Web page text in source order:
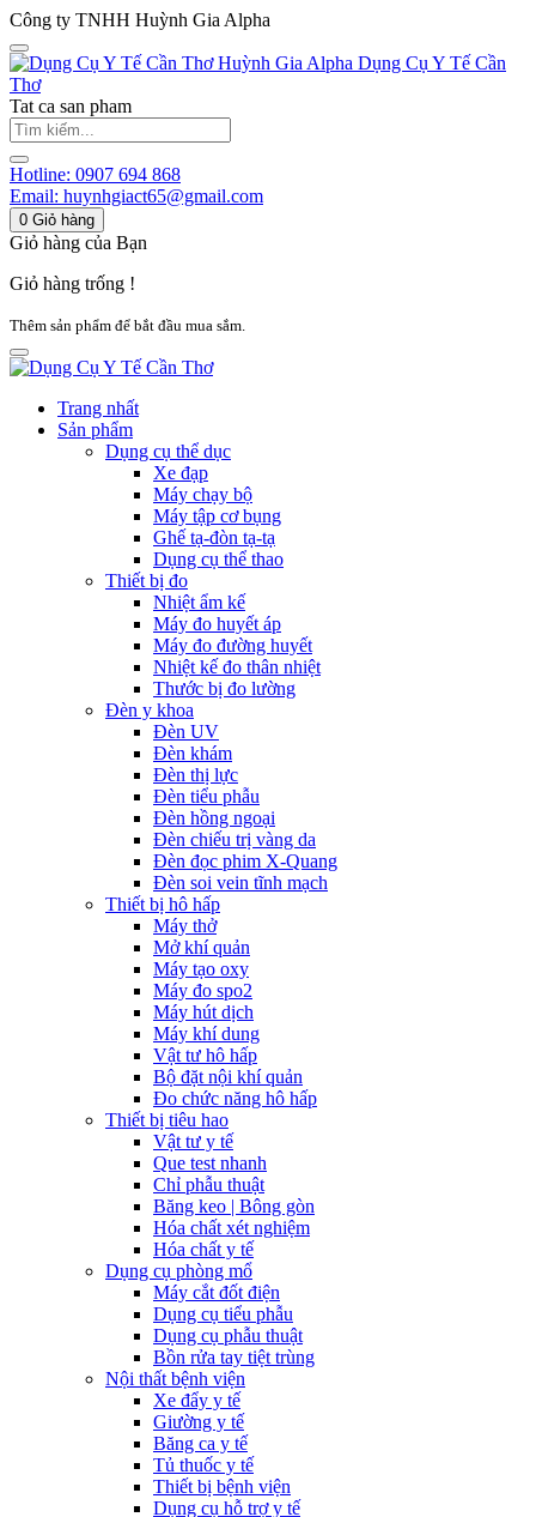
Công ty TNHH Huỳnh Gia Alpha
Huỳnh Gia Alpha Dụng Cụ Y Tế Cần
Thơ
Tat ca san pham
Hotline: 0907 694 868
Email: huynhgiact65@gmail.com
0 Giỏ hàng
Giỏ hàng của Bạn
Giỏ hàng trống !
Thêm sản phẩm để bắt đầu mua sắm.
Trang nhất
Sản phẩm
Dụng cụ thể dục
Xe đạp
Máy chạy bộ
Máy tập cơ bụng
Ghế tạ-đòn tạ-tạ
Dụng cụ thể thao
Thiết bị đo
Nhiệt ẩm kế
Máy đo huyết áp
Máy đo đường huyết
Nhiệt kế đo thân nhiệt
Thước bị đo lường
Đèn y khoa
Đèn UV
Đèn khám
Đèn thị lực
Đèn tiểu phẫu
Đèn hồng ngoại
Đèn chiếu trị vàng da
Đèn đọc phim X-Quang
Đèn soi vein tĩnh mạch
Thiết bị hô hấp
Máy thở
Mở khí quản
Máy tạo oxy
Máy đo spo2
Máy hút dịch
Máy khí dung
Vật tư hô hấp
Bộ đặt nội khí quản
Đo chức năng hô hấp
Thiết bị tiêu hao
Vật tư y tế
Que test nhanh
Chỉ phẫu thuật
Băng keo | Bông gòn
Hóa chất xét nghiệm
Hóa chất y tế
Dụng cụ phòng mổ
Máy cắt đốt điện
Dụng cụ tiểu phẫu
Dụng cụ phẫu thuật
Bồn rửa tay tiệt trùng
Nội thất bệnh viện
Xe đẩy y tế
Giường y tế
Băng ca y tế
Tủ thuốc y tế
Thiết bị bệnh viện
Dụng cụ hỗ trợ y tế